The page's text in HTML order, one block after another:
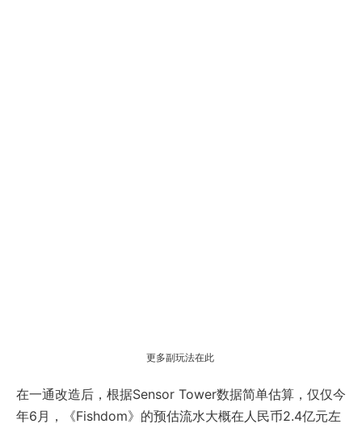
更多副玩法在此
在一通改造后，根据Sensor Tower数据简单估算，仅仅今
年6月，《Fishdom》的预估流水大概在人民币2.4亿元左